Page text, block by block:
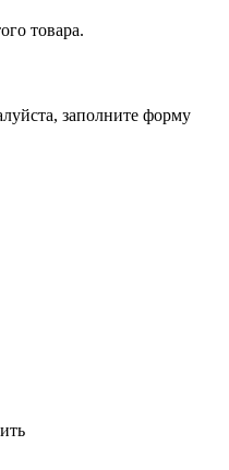
товара.
заполните форму